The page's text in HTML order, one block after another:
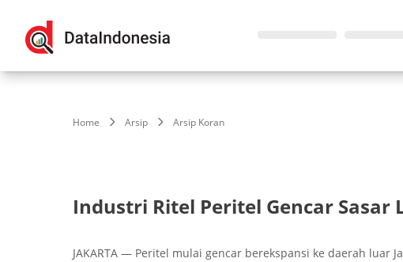
Home Arsip Arsip Koran
Industri Ritel Peritel Gencar Sasar
JAKARTA — Peritel mulai gencar berekspansi ke daerah luar